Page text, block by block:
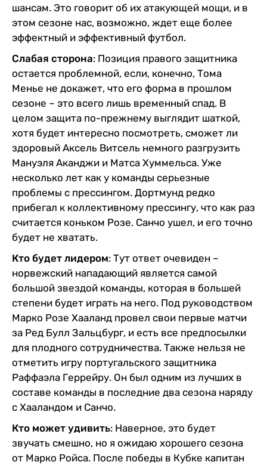
шансам. Это говорит об их атакующей мощи, и в
этом сезоне нас, возможно, ждет еще более
эффектный и эффективный футбол.
Слабая сторона: Позиция правого защитника
остается проблемной, если, конечно, Тома
Менье не докажет, что его форма в прошлом
сезоне – это всего лишь временный спад. В
целом защита по-прежнему выглядит шаткой,
хотя будет интересно посмотреть, сможет ли
здоровый Аксель Витсель немного разгрузить
Мануэля Аканджи и Матса Хуммельса. Уже
несколько лет как у команды серьезные
проблемы с прессингом. Дортмунд редко
прибегал к коллективному прессингу, что как раз
считается коньком Розе. Санчо ушел, и его точно
будет не хватать.
Кто будет лидером: Тут ответ очевиден –
норвежский нападающий является самой
большой звездой команды, которая в большей
степени будет играть на него. Под руководством
Марко Розе Хааланд провел свои первые матчи
за Ред Булл Зальцбург, и есть все предпосылки
для плодного сотрудничества. Также нельзя не
отметить игру португальского защитника
Раффаэла Геррейру. Он был одним из лучших в
составе команды в последние два сезона наряду
с Хааландом и Санчо.
Кто может удивить: Наверное, это будет
звучать смешно, но я ожидаю хорошего сезона
от Марко Ройса. После победы в Кубке капитан